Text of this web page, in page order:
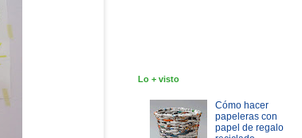
Lo + visto
Cómo hacer
papeleras con
papel de regalo